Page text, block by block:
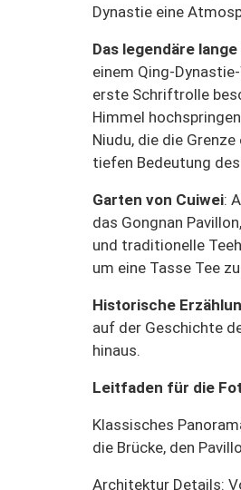
Dynastie eine
Das legendäre lange
einem Qing-
erste Schriftrolle
Himmel
Niudu, die die
tiefen Bedeutung
Garten von Cuiwei:
das Gongnan
und traditionelle
um eine Tasse Tee
Historische
auf der Geschichte
hinaus.
Leitfaden für die
Klassisches
die Brücke, den
Architektur Details: